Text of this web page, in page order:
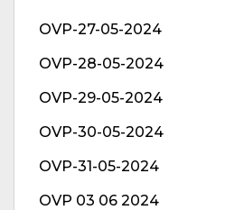
OVP-27-05-2024
OVP-28-05-2024
OVP-29-05-2024
OVP-30-05-2024
OVP-31-05-2024
OVP 03 06 2024